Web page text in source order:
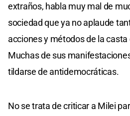
extraños, habla muy mal de
sociedad que ya no aplaude
acciones y métodos de la
Muchas de sus
tildarse de antidemocráticas.
No se trata de criticar a Milei